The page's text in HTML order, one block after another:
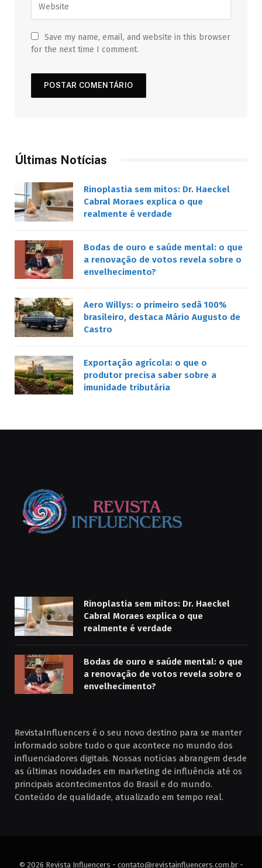
Save my name, email, and website in this browser
for the next time I comment.
Últimas Notícias
Rinoplastia sem mitos: Dr. Haeckel
Cabral Moraes explica o que
realmente é verdade
Bodas de ouro e saúde mental: o que
a renovação de votos revela sobre o
envelhecimento?
Aero Willys: o primeiro sedã 100%
brasileiro, destaca Mário Augusto de
Castro
Exportação agrícola: o que o
produtor precisa saber sobre a
imunidade tributária
Rinoplastia sem mitos: Dr. Haeckel
Cabral Moraes explica o que
realmente é verdade
Bodas de ouro e saúde mental: o que
a renovação de votos revela sobre o
envelhecimento?
RevistaInfluencers é o seu novo destino para se manter
informado sobre tudo o que acontece no mundo dos
influenciadores digitais. Nossas notícias abrangem desde
as últimas novidades em marketing de influência até os
principais acontecimentos do Brasil e do mundo.
Conteúdo de qualidade, atualizado em tempo real.
© 2026 Revista Influencers - contato@revistainfluencers.com.br-